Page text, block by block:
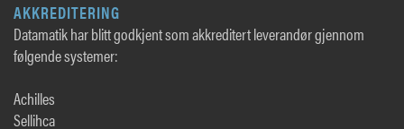
AKKREDITERING
Datamatik har blitt godkjent som akkreditert leverandør gjennom
følgende systemer:
Achilles
Sellihca